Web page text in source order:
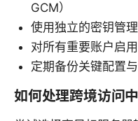
GCM）
使用独立的密钥管
对所有重要账户启
定期备份关键配置
如何处理跨境访问